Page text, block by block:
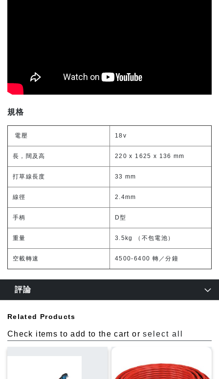
規格
電壓 18v
長，闊及高 220 x 1625 x 136 mm
打草線長度 33 mm
線徑 2.4mm
手柄 D型
重量 3.5kg （不包電池）
空載轉速 4500-6400 轉／分鐘
評論
Related Products
Check items to add to the cart orselect all